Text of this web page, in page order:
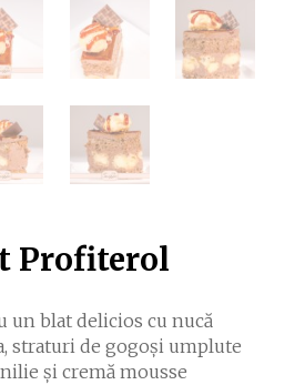
Profiterol
un blat delicios cu nucă
straturi de gogoși umplute
și cremă mousse